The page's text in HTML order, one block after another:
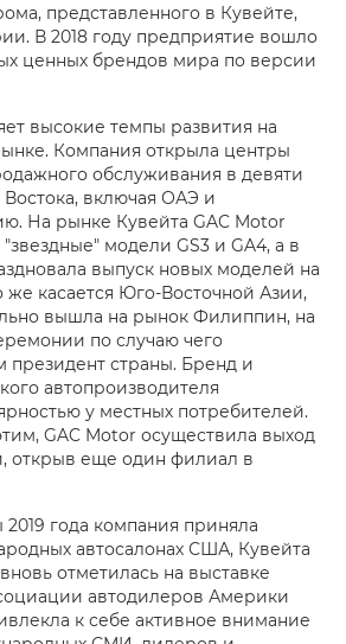
представленного в Кувейте,
В 2018 году предприятие вошло
ценных брендов мира по версии
высокие темпы развития на
Компания открыла центры
обслуживания в девяти
включая ОАЭ и
На рынке Кувейта GAC Motor
модели GS3 и GA4, а в
выпуск новых моделей на
же касается Юго-Восточной Азии,
вышла на рынок Филиппин, на
по случаю чего
президент страны. Бренд и
автопроизводителя
у местных потребителей.
GAC Motor осуществила выход
открыв еще один филиал в
года компания приняла
автосалонах США, Кувейта
отметилась на выставке
автодилеров Америки
к себе активное внимание